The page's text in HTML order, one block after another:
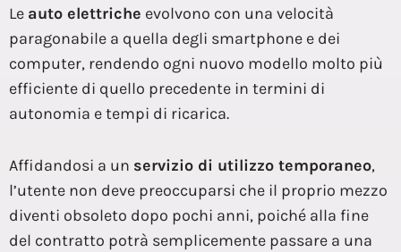
Le auto elettriche evolvono con una velocità
paragonabile a quella degli smartphone e dei
computer, rendendo ogni nuovo modello molto più
efficiente di quello precedente in termini di
autonomia e tempi di ricarica.
Affidandosi a un servizio di utilizzo temporaneo,
l’utente non deve preoccuparsi che il proprio mezzo
diventi obsoleto dopo pochi anni, poiché alla fine
del contratto potrà semplicemente passare a una